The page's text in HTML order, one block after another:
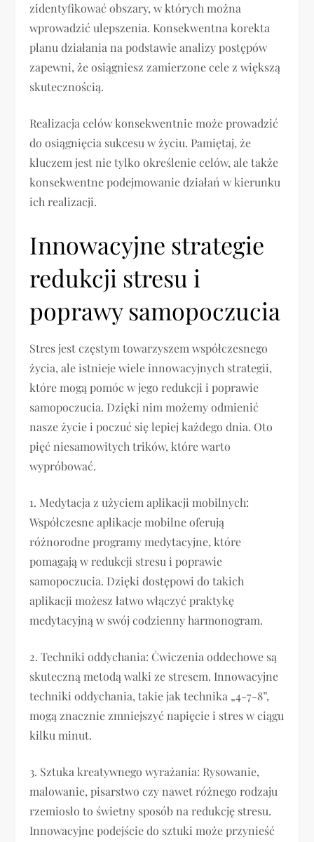
zidentyfikować obszary, w których można
wprowadzić ulepszenia. Konsekwentna korekta
planu działania na podstawie analizy postępów
zapewni, że osiągniesz zamierzone cele z większą
skutecznością.
Realizacja celów konsekwentnie może prowadzić
do osiągnięcia sukcesu w życiu. Pamiętaj, że
kluczem jest nie tylko określenie celów, ale także
konsekwentne podejmowanie działań w kierunku
ich realizacji.
Innowacyjne strategie
redukcji stresu i
poprawy samopoczucia
Stres jest częstym towarzyszem współczesnego
życia, ale istnieje wiele innowacyjnych strategii,
które mogą pomóc w jego redukcji i poprawie
samopoczucia. Dzięki nim możemy odmienić
nasze życie i poczuć się lepiej każdego dnia. Oto
pięć niesamowitych trików, które warto
wypróbować.
1. Medytacja z użyciem aplikacji mobilnych:
Współczesne aplikacje mobilne oferują
różnorodne programy medytacyjne, które
pomagają w redukcji stresu i poprawie
samopoczucia. Dzięki dostępowi do takich
aplikacji możesz łatwo włączyć praktykę
medytacyjną w swój codzienny harmonogram.
2. Techniki oddychania: Ćwiczenia oddechowe są
skuteczną metodą walki ze stresem. Innowacyjne
techniki oddychania, takie jak technika „4-7-8”,
mogą znacznie zmniejszyć napięcie i stres w ciągu
kilku minut.
3. Sztuka kreatywnego wyrażania: Rysowanie,
malowanie, pisarstwo czy nawet różnego rodzaju
rzemiosło to świetny sposób na redukcję stresu.
Innowacyjne podejście do sztuki może przynieść